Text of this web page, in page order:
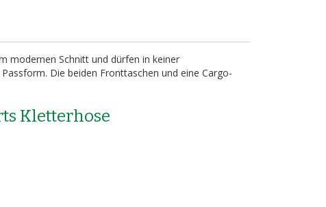
modernen Schnitt und dürfen in keiner
Die beiden Fronttaschen und eine Cargo-
Kletterhose